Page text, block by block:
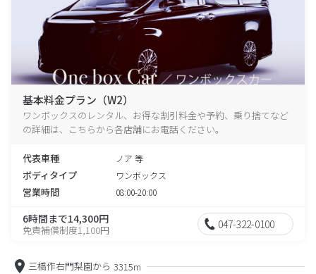
基本料金プラン（W2）
ワンボックスのレンタル、お得な割引料金や予約、乗り捨てなど
の詳細は、こちらから各店舗にお電話ください。
代表車種 ノア 等
ボディタイプ ワンボックス
営業時間 08:00-20:00
6時間まで14,300円
免責補償制度1,100円 047-322-0100
三橋作右門梨園から 3315m